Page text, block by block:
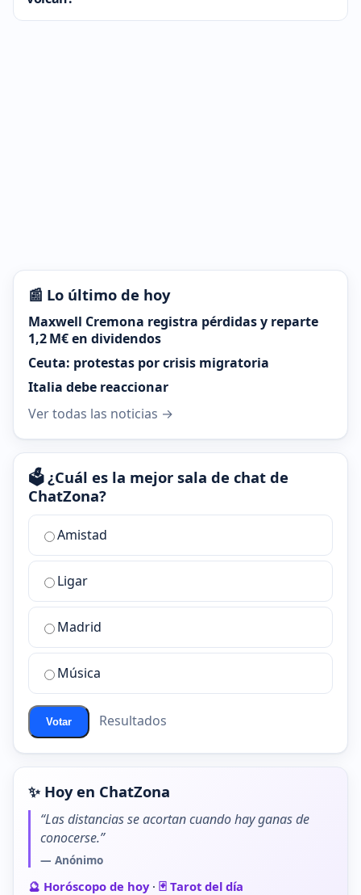
📰 Lo último de hoy
Maxwell Cremona registra pérdidas y reparte
1,2 M€ en dividendos
Ceuta: protestas por crisis migratoria
Italia debe reaccionar
Ver todas las noticias →
🗳️ ¿Cuál es la mejor sala de chat de
ChatZona?
¿Cuál
la
mejor
sala
chat
ChatZona?
Amistad
Ligar
Madrid
Música
Votar Resultados
✨ Hoy en ChatZona
“Las distancias se acortan cuando hay ganas de
conocerse.”
— Anónimo
🔮 Horóscopo de hoy· 🃏 Tarot del día